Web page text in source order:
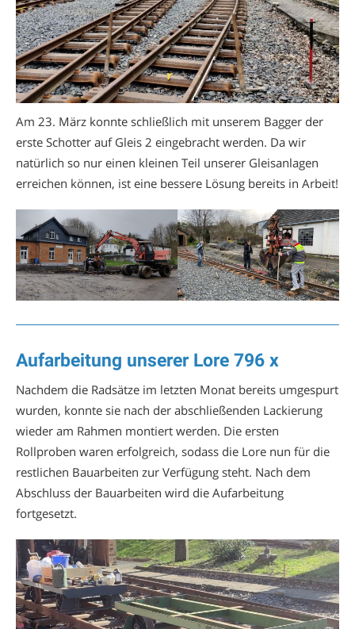
Am 23. März konnte schließlich mit unserem Bagger der
erste Schotter auf Gleis 2 eingebracht werden. Da wir
natürlich so nur einen kleinen Teil unserer Gleisanlagen
erreichen können, ist eine bessere Lösung bereits in Arbeit!
Aufarbeitung unserer Lore 796 x
Nachdem die Radsätze im letzten Monat bereits umgespurt
wurden, konnte sie nach der abschließenden Lackierung
wieder am Rahmen montiert werden. Die ersten
Rollproben waren erfolgreich, sodass die Lore nun für die
restlichen Bauarbeiten zur Verfügung steht. Nach dem
Abschluss der Bauarbeiten wird die Aufarbeitung
fortgesetzt.